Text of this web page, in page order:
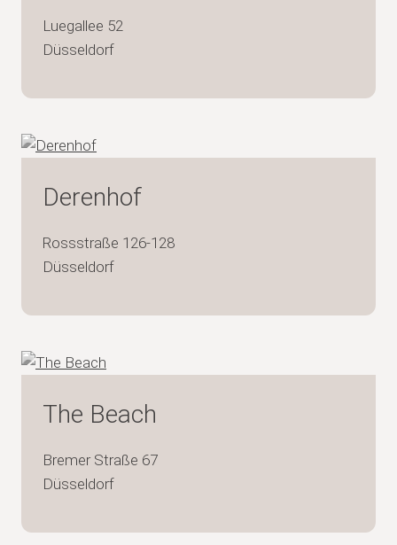
Luegallee 52
Düsseldorf
Derenhof
Rossstraße 126-128
Düsseldorf
The Beach
Bremer Straße 67
Düsseldorf